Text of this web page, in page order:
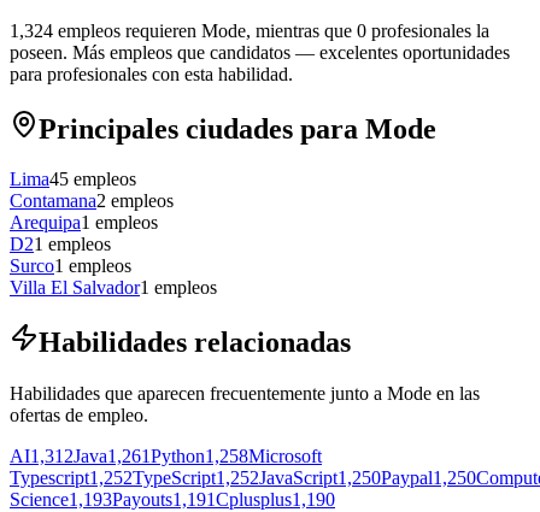
1,324 empleos requieren Mode, mientras que 0 profesionales la
poseen. Más empleos que candidatos — excelentes oportunidades
para profesionales con esta habilidad.
Principales ciudades para Mode
Lima45 empleos
Contamana2 empleos
Arequipa1 empleos
D21 empleos
Surco1 empleos
Villa El Salvador1 empleos
Habilidades relacionadas
Habilidades que aparecen frecuentemente junto a Mode en las
ofertas de empleo.
AI1,312Java1,261Python1,258Microsoft
Typescript1,252TypeScript1,252JavaScript1,250Paypal1,250
Science1,193Payouts1,191Cplusplus1,190